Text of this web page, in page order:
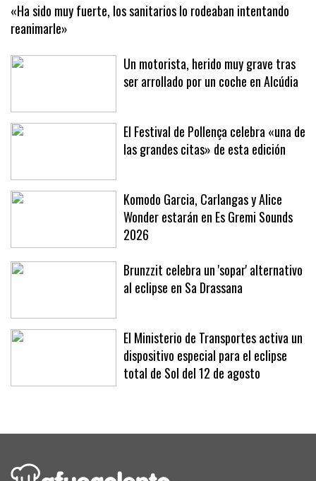
«Ha sido muy fuerte, los sanitarios lo rodeaban intentando
reanimarle»
Un motorista, herido muy grave tras
ser arrollado por un coche en Alcúdia
El Festival de Pollença celebra «una de
las grandes citas» de esta edición
Komodo Garcia, Carlangas y Alice
Wonder estarán en Es Gremi Sounds
2026
Brunzzit celebra un 'sopar' alternativo
al eclipse en Sa Drassana
El Ministerio de Transportes activa un
dispositivo especial para el eclipse
total de Sol del 12 de agosto